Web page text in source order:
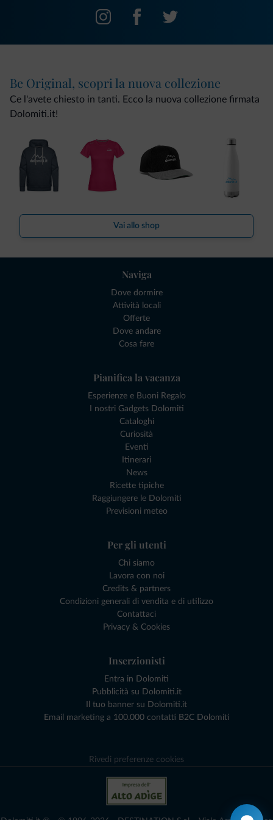
Be Original, scopri la nuova collezione
Ce l'avete chiesto in tanti. Ecco la nuova collezione firmata
Dolomiti.it!
Vai allo shop
Naviga
Dove dormire
Attività locali
Offerte
Dove andare
Cosa fare
Pianifica la vacanza
Esperienze e Buoni Regalo
I nostri Gadgets Dolomiti
Cataloghi
Curiosità
Eventi
Itinerari
News
Ricette tipiche
Raggiungere le Dolomiti
Previsioni meteo
Per gli utenti
Chi siamo
Lavora con noi
Credits & partners
Condizioni generali di vendita e di utilizzo
Contattaci
Privacy & Cookies
Inserzionisti
Entra in Dolomiti
Pubblicità su Dolomiti.it
Il tuo banner su Dolomiti.it
Email marketing a 100.000 contatti B2C Dolomiti
Rivedi preferenze cookies